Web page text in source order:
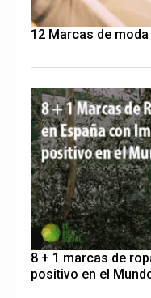
12 Marcas de
8 + 1 marcas de
positivo en el